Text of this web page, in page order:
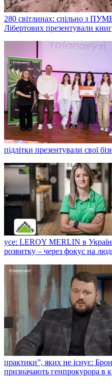
280 світлинах: спільно з
Лібертових презентували
підлітки презентували свої
усе: LEROY MERLIN в
розвитку – через фокус на
практики”, яких не існує:
призначають генпрокурора в